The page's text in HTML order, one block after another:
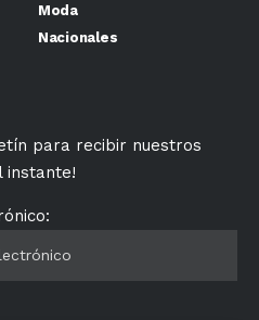
Moda
Nacionales
para recibir nuestros
instante!